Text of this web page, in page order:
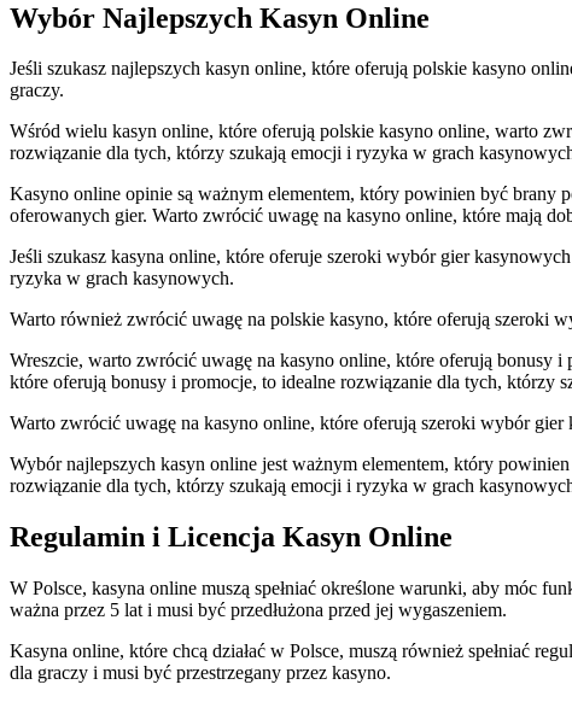
Wybór Najlepszych Kasyn Online
Jeśli szukasz najlepszych kasyn online, które oferują polskie kasyno
graczy.
Wśród wielu kasyn online, które oferują polskie kasyno online, warto
rozwiązanie dla tych, którzy szukają emocji i ryzyka w grach
Kasyno online opinie są ważnym elementem, który powinien być brany
oferowanych gier. Warto zwrócić uwagę na kasyno online, które mają
Jeśli szukasz kasyna online, które oferuje szeroki wybór gier
ryzyka w grach kasynowych.
Warto również zwrócić uwagę na polskie kasyno, które oferują szeroki
Wreszcie, warto zwrócić uwagę na kasyno online, które oferują bonusy
które oferują bonusy i promocje, to idealne rozwiązanie dla tych, którzy
Warto zwrócić uwagę na kasyno online, które oferują szeroki wybór
Wybór najlepszych kasyn online jest ważnym elementem, który
rozwiązanie dla tych, którzy szukają emocji i ryzyka w grach
Regulamin i Licencja Kasyn Online
W Polsce, kasyna online muszą spełniać określone warunki, aby móc
ważna przez 5 lat i musi być przedłużona przed jej wygaszeniem.
Kasyna online, które chcą działać w Polsce, muszą również spełniać
dla graczy i musi być przestrzegany przez kasyno.